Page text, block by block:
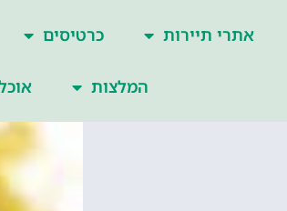
אתרי תיירות כרטיסים
המלצות